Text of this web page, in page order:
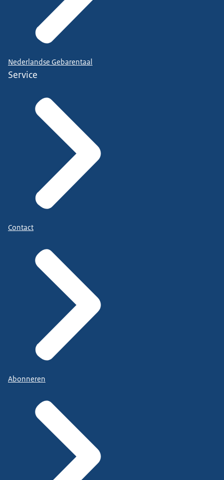
Nederlandse Gebarentaal
Service
Contact
Abonneren